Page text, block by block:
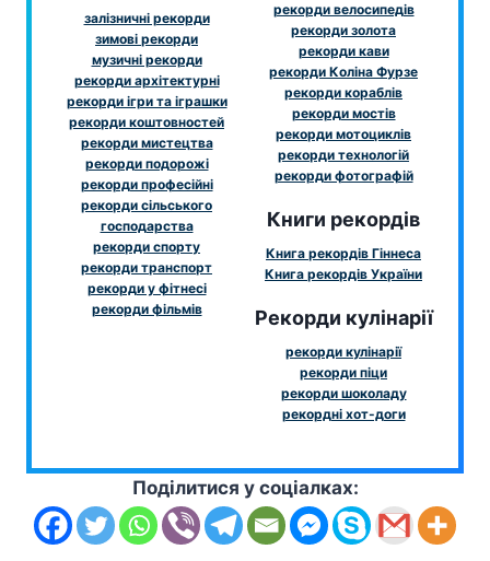
залізничні рекорди
зимові рекорди
музичні рекорди
рекорди архітектурні
рекорди ігри та іграшки
рекорди коштовностей
рекорди мистецтва
рекорди подорожі
рекорди професійні
рекорди сільського
господарства
рекорди спорту
рекорди транспорт
рекорди у фітнесі
рекорди фільмів
рекорди велосипедів
рекорди золота
рекорди кави
рекорди Коліна Фурзе
рекорди кораблів
рекорди мостів
рекорди мотоциклів
рекорди технологій
рекорди фотографій
Книги рекордів
Книга рекордів Гіннеса
Книга рекордів України
Рекорди кулінарії
рекорди кулінарії
рекорди піци
рекорди шоколаду
рекордні хот-доги
Поділитися у соціалках: